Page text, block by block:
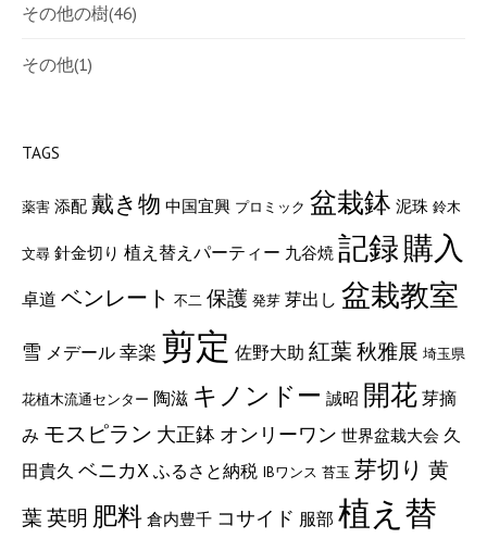
その他の樹(46)
その他(1)
TAGS
薬害 添配 戴き物 中国宜興 プロミック 盆栽鉢 泥珠 鈴木
文尋 針金切り 植え替えパーティー 九谷焼 記録購入
卓道 ベンレート 不二 保護 発芽 芽出し 盆栽教室
雪 メデール幸楽 剪定 佐野大助 紅葉秋雅展 埼玉県
花植木流通センター 陶滋 キノンドー 誠昭 開花 芽摘
み モスピラン 大正鉢 オンリーワン 世界盆栽大会 久
田貴久 ベニカXふるさと納税 IBワンス 苔玉 芽切り 黄
葉英明 肥料 倉内豊千 コサイド 服部 植え替